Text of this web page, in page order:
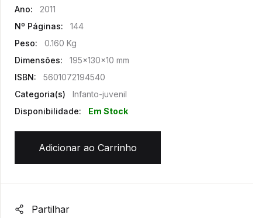
Ano:
2011
Nº Páginas:
144
Peso:
0.160 Kg
Dimensões:
195x130x10 mm
ISBN:
5601072194540
Categoria(s)
Infanto-juvenil
Disponibilidade:
Em Stock
Adicionar ao Carrinho
Partilhar